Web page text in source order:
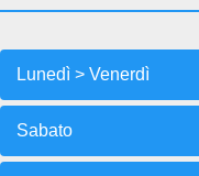
Lunedì > Venerdì
Sabato